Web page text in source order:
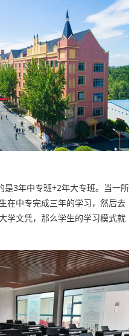
是3年中专班+2年大专班。当一所
在中专完成三年的学习，然后去
学文凭，那么学生的学习模式就